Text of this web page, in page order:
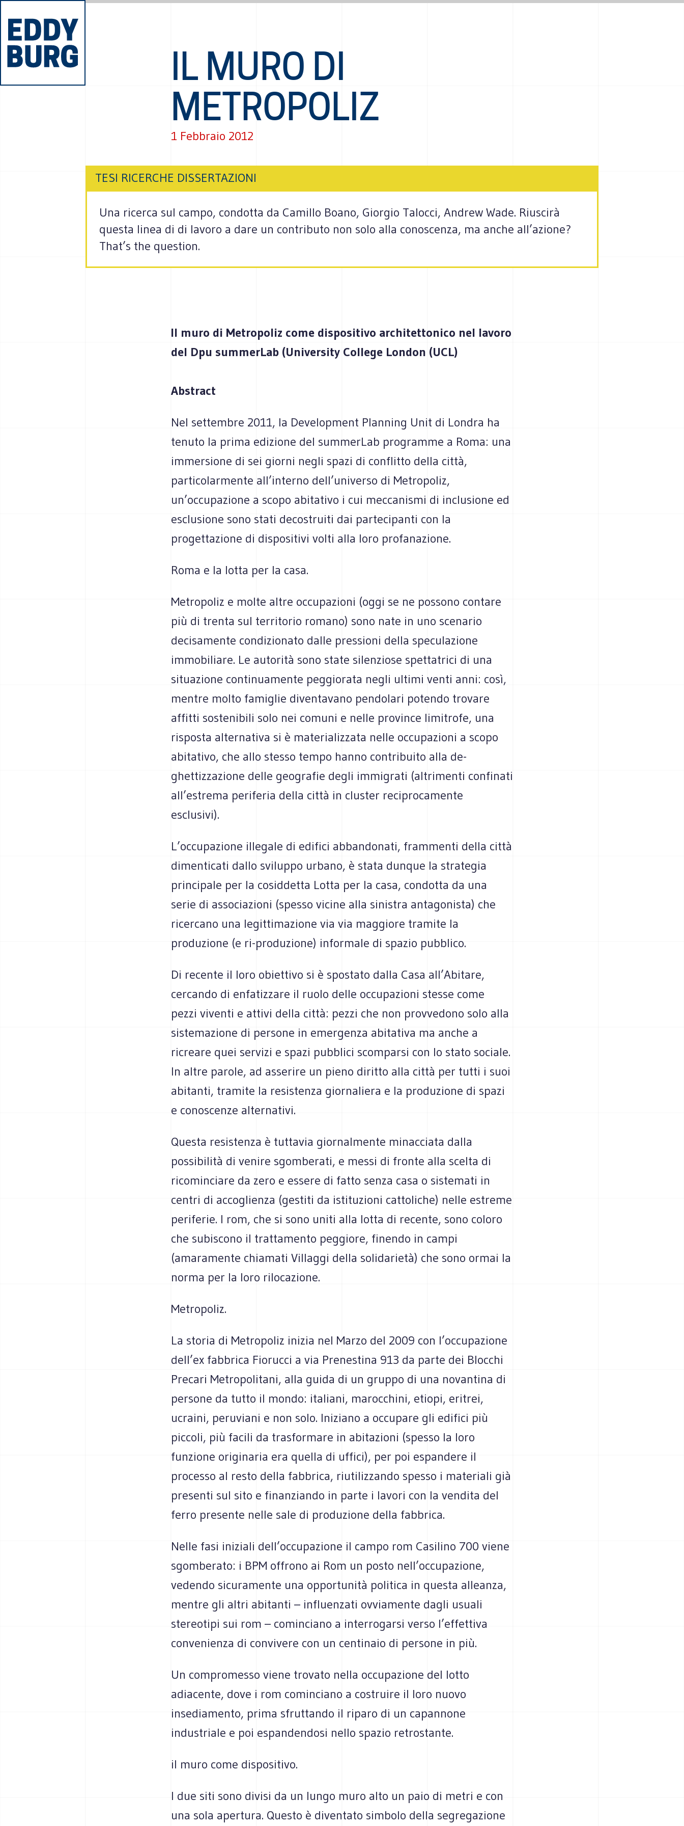
IL MURO DI
METROPOLIZ
1 Febbraio 2012
TESI RICERCHE DISSERTAZIONI
Una ricerca sul campo, condotta da Camillo Boano, Giorgio Talocci, Andrew Wade. Riuscirà
questa linea di di lavoro a dare un contributo non solo alla conoscenza, ma anche all’azione?
That’s the question.
Il muro di Metropoliz come dispositivo architettonico nel lavoro
del Dpu summerLab (University College London (UCL)
Abstract
Nel settembre 2011, la Development Planning Unit di Londra ha
tenuto la prima edizione del summerLab programme a Roma: una
immersione di sei giorni negli spazi di conflitto della città,
particolarmente all’interno dell’universo di Metropoliz,
un’occupazione a scopo abitativo i cui meccanismi di inclusione ed
esclusione sono stati decostruiti dai partecipanti con la
progettazione di dispositivi volti alla loro profanazione.
Roma e la lotta per la casa.
Metropoliz e molte altre occupazioni (oggi se ne possono contare
più di trenta sul territorio romano) sono nate in uno scenario
decisamente condizionato dalle pressioni della speculazione
immobiliare. Le autorità sono state silenziose spettatrici di una
situazione continuamente peggiorata negli ultimi venti anni: così,
mentre molto famiglie diventavano pendolari potendo trovare
affitti sostenibili solo nei comuni e nelle province limitrofe, una
risposta alternativa si è materializzata nelle occupazioni a scopo
abitativo, che allo stesso tempo hanno contribuito alla de-
ghettizzazione delle geografie degli immigrati (altrimenti confinati
all’estrema periferia della città in cluster reciprocamente
esclusivi).
L’occupazione illegale di edifici abbandonati, frammenti della città
dimenticati dallo sviluppo urbano, è stata dunque la strategia
principale per la cosiddetta Lotta per la casa, condotta da una
serie di associazioni (spesso vicine alla sinistra antagonista) che
ricercano una legittimazione via via maggiore tramite la
produzione (e ri-produzione) informale di spazio pubblico.
Di recente il loro obiettivo si è spostato dalla Casa all’Abitare,
cercando di enfatizzare il ruolo delle occupazioni stesse come
pezzi viventi e attivi della città: pezzi che non provvedono solo alla
sistemazione di persone in emergenza abitativa ma anche a
ricreare quei servizi e spazi pubblici scomparsi con lo stato sociale.
In altre parole, ad asserire un pieno diritto alla città per tutti i suoi
abitanti, tramite la resistenza giornaliera e la produzione di spazi
e conoscenze alternativi.
Questa resistenza è tuttavia giornalmente minacciata dalla
possibilità di venire sgomberati, e messi di fronte alla scelta di
ricominciare da zero e essere di fatto senza casa o sistemati in
centri di accoglienza (gestiti da istituzioni cattoliche) nelle estreme
periferie. I rom, che si sono uniti alla lotta di recente, sono coloro
che subiscono il trattamento peggiore, finendo in campi
(amaramente chiamati Villaggi della solidarietà) che sono ormai la
norma per la loro rilocazione.
Metropoliz.
La storia di Metropoliz inizia nel Marzo del 2009 con l’occupazione
dell’ex fabbrica Fiorucci a via Prenestina 913 da parte dei Blocchi
Precari Metropolitani, alla guida di un gruppo di una novantina di
persone da tutto il mondo: italiani, marocchini, etiopi, eritrei,
ucraini, peruviani e non solo. Iniziano a occupare gli edifici più
piccoli, più facili da trasformare in abitazioni (spesso la loro
funzione originaria era quella di uffici), per poi espandere il
processo al resto della fabbrica, riutilizzando spesso i materiali già
presenti sul sito e finanziando in parte i lavori con la vendita del
ferro presente nelle sale di produzione della fabbrica.
Nelle fasi iniziali dell’occupazione il campo rom Casilino 700 viene
sgomberato: i BPM offrono ai Rom un posto nell’occupazione,
vedendo sicuramente una opportunità politica in questa alleanza,
mentre gli altri abitanti – influenzati ovviamente dagli usuali
stereotipi sui rom – cominciano a interrogarsi verso l’effettiva
convenienza di convivere con un centinaio di persone in più.
Un compromesso viene trovato nella occupazione del lotto
adiacente, dove i rom cominciano a costruire il loro nuovo
insediamento, prima sfruttando il riparo di un capannone
industriale e poi espandendosi nello spazio retrostante.
il muro come dispositivo.
I due siti sono divisi da un lungo muro alto un paio di metri e con
una sola apertura. Questo è diventato simbolo della segregazione